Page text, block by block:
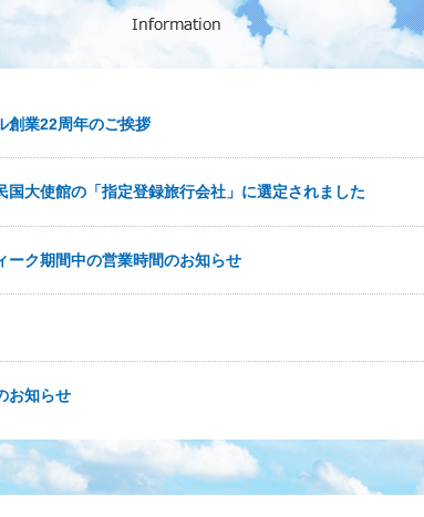
創業22周年のご挨拶
国大使館の「指定登録旅行会社」に選定されました
ーク期間中の営業時間のお知らせ
お知らせ